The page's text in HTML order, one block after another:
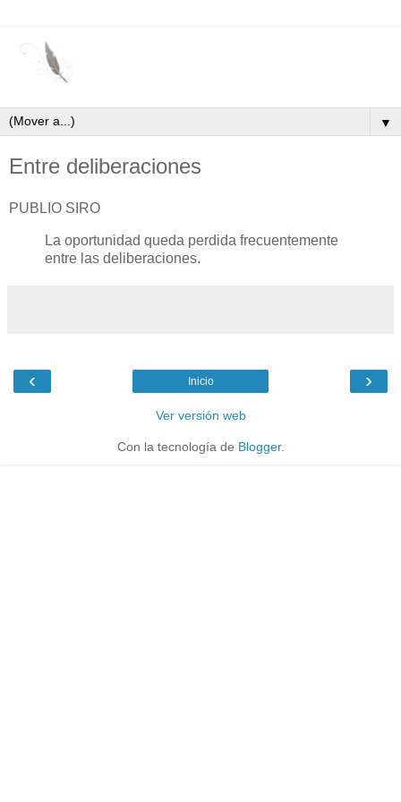
▼
Entre deliberaciones
PUBLIO SIRO
La oportunidad queda perdida frecuentemente
entre las deliberaciones.
‹ ›
Inicio
Ver versión web
Con la tecnología de Blogger.